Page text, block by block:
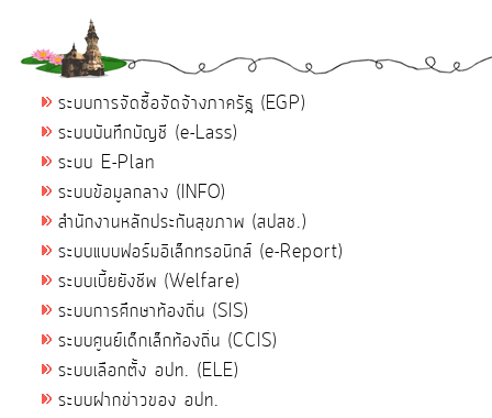
ระบบการจัดซื้อจัดจ้างภาครัฐ (EGP)
ระบบบันทึกบัญชี (e-Lass)
ระบบ E-Plan
ระบบข้อมูลกลาง (INFO)
สำนักงานหลักประกันสุขภาพ (สปสช.)
ระบบแบบฟอร์มอิเล็กทรอนิกส์ (e-Report)
ระบบเบี้ยยังชีพ (Welfare)
ระบบการศึกษาท้องถิ่น (SIS)
ระบบศูนย์เด็กเล็กท้องถิ่น (CCIS)
ระบบเลือกตั้ง อปท. (ELE)
ระบบฝากข่าวของ อปท.